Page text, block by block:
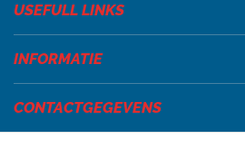
USEFULL LINKS
INFORMATIE
CONTACTGEGEVENS